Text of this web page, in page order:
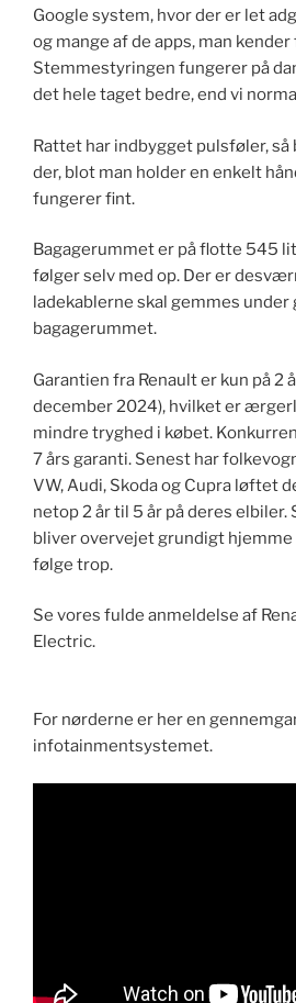
Google system, hvor der er let
og mange af de apps, man
Stemmestyringen fungerer på
det hele taget bedre, end vi
Rattet har indbygget pulsføler, så
der, blot man holder en enkelt
fungerer fint.
Bagagerummet er på flotte 545
følger selv med op. Der er
ladekablerne skal gemmes under
bagagerummet.
Garantien fra Renault er kun på 2
december 2024), hvilket er
mindre tryghed i købet.
7 års garanti. Senest har
VW, Audi, Skoda og Cupra løftet
netop 2 år til 5 år på deres elbiler.
bliver overvejet grundigt hjemme
følge trop.
Se vores fulde anmeldelse af
Electric.
F​or nørderne er her en
infotainmentsystemet.